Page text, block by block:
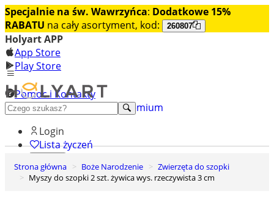
Specjalnie na św. Wawrzyńca: Dodatkowe 15%
RABATU na cały asortyment, kod: 260807
Holyart APP
App Store
Play Store
Pomoc i Kontakty
+48 222 922 860
Odkryj premium
Login
Lista życzeń
0
Koszyk
Strona główna Boże Narodzenie
Zwierzęta do szopki
Myszy do szopki 2 szt. żywica wys. rzeczywista 3 cm